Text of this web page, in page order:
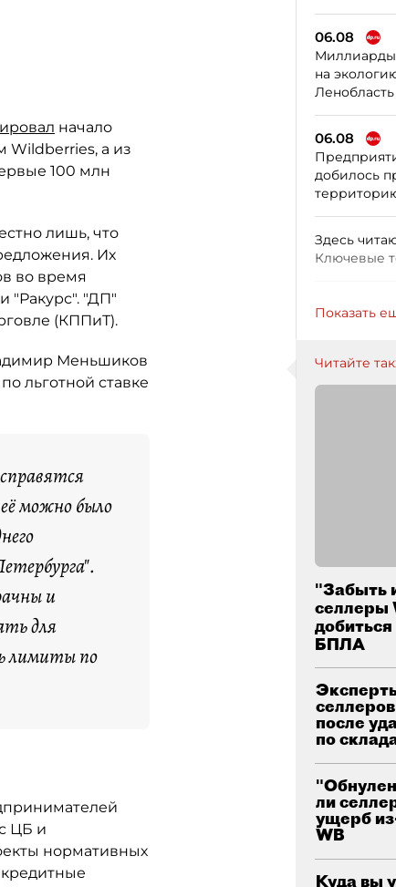
начало
а из
100 млн
лишь, что
Их
во время
"Ракурс". "ДП"
(КППиТ).
Меньшиков
льготной ставке
можно было
и
для
лимиты по
ЦБ и
нормативных
06.08
Миллиарды
на
Ленобласть
06.08
добилось
Здесь
Ключевые
Показать
Читайте
"Забыть
селлеры
БПЛА
после
по
ли
ущерб
WB
Куда вы